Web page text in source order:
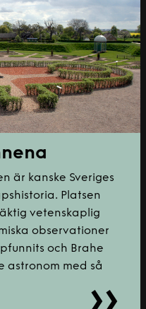
är kanske Sveriges
Platsen
vetenskaplig
observationer
och Brahe
astronom med så